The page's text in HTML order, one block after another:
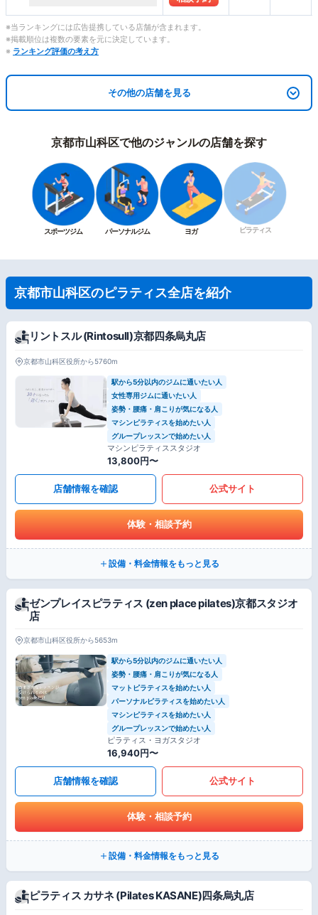
※当ランキングには広告提携している店舗が含まれます。
※掲載順位は複数の要素を元に決定しています。
※ ランキング評価の考え方
その他の店舗を見る
京都市山科区で他のジャンルの店舗を探す
スポーツジム パーソナルジム ヨガ ピラティス
京都市山科区のピラティス全店を紹介
リントスル (Rintosull)京都四条烏丸店
京都市山科区役所から5760m
駅から5分以内のジムに通いたい人
女性専用ジムに通いたい人
姿勢・腰痛・肩こりが気になる人
マシンピラティスを始めたい人
グループレッスンで始めたい人
マシンピラティススタジオ
13,800円〜
店舗情報を確認 公式サイト
体験・相談予約
設備・料金情報をもっと見る
ゼンプレイスピラティス (zen place pilates)京都スタジオ
店
京都市山科区役所から5653m
駅から5分以内のジムに通いたい人
姿勢・腰痛・肩こりが気になる人
マットピラティスを始めたい人
パーソナルピラティスを始めたい人
マシンピラティスを始めたい人
グループレッスンで始めたい人
ピラティス・ヨガスタジオ
16,940円〜
店舗情報を確認 公式サイト
体験・相談予約
設備・料金情報をもっと見る
ピラティス カサネ (Pilates KASANE)四条烏丸店